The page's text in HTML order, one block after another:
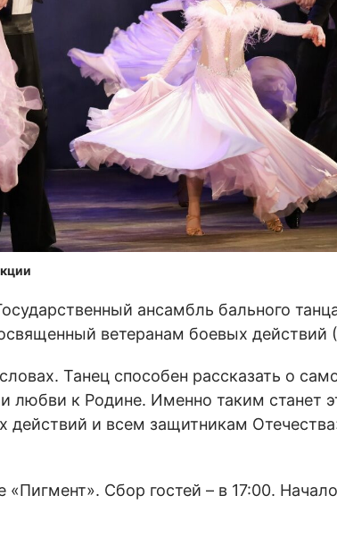
ансамбль бального
ветеранам боевых действий
Танец способен рассказать о
любви к Родине. Именно таким станет
действий и всем защитникам
Сбор гостей – в 17:00. Начало